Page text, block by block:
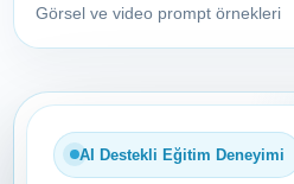
Görsel ve video prompt örnekleri
AI Destekli Eğitim Deneyimi